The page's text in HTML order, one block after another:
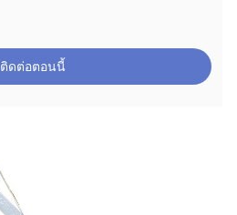
ติดต่อตอนนี้